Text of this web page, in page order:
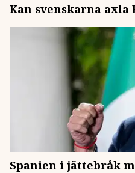
Kan svenskarna axla
Spanien i jättebråk